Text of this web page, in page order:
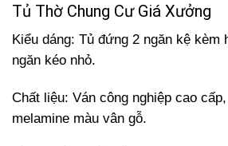
Tủ Thờ Chung Cư Giá Xưởng
Kiểu dáng: Tủ đứng 2 ngăn kệ kèm
ngăn kéo nhỏ.
Chất liệu: Ván công nghiệp cao
melamine màu vân gỗ.